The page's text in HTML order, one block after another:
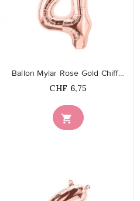

Ballon Mylar Rose Gold Chiffre 4
Prix
CHF 6,75